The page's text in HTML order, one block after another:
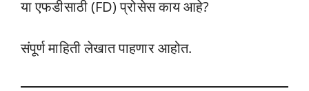
या एफडीसाठी (FD) प्रोसेस काय आहे?
संपूर्ण माहिती लेखात पाहणार आहोत.